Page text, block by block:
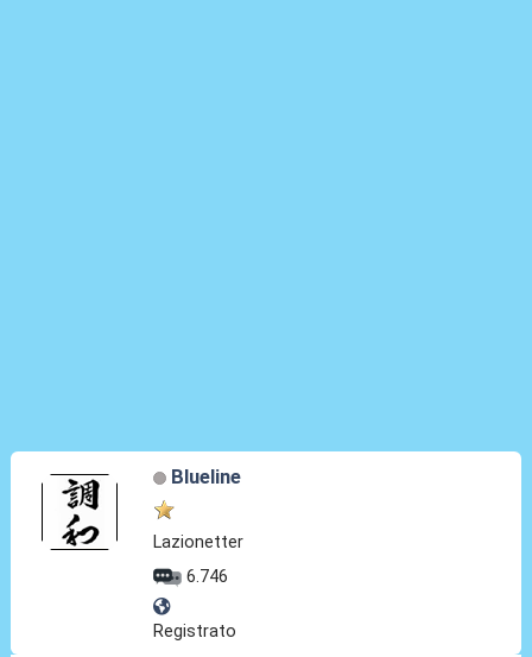
Blueline
Lazionetter
6.746
Registrato